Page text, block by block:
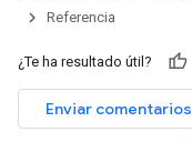
Referencia
¿Te ha resultado útil?
Enviar comentarios